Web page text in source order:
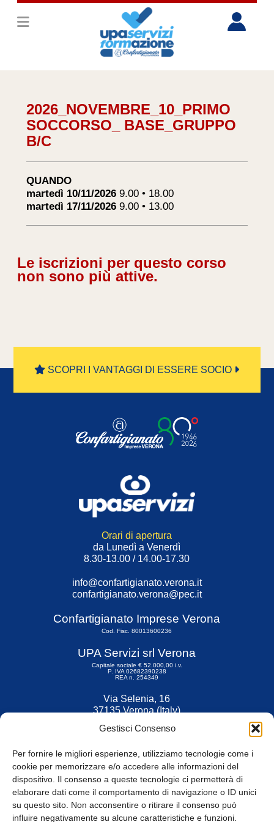
Gestisci Consenso
Per fornire le migliori esperienze, utilizziamo tecnologie come i
cookie per memorizzare e/o accedere alle informazioni del
dispositivo. Il consenso a queste tecnologie ci permetterà di
elaborare dati come il comportamento di navigazione o ID unici
su questo sito. Non acconsentire o ritirare il consenso può
influire negativamente su alcune caratteristiche e funzioni.
2026_NOVEMBRE_10_PRIMO
SOCCORSO_ BASE_GRUPPO
B/C
QUANDO
martedì 10/11/2026 9.00 • 18.00
martedì 17/11/2026 9.00 • 13.00
Le iscrizioni per questo corso
non sono più attive.
SCOPRI I VANTAGGI DI ESSERE SOCIO
Orari di apertura
da Lunedì a Venerdì
8.30-13.00 / 14.00-17.30
info@confartigianato.verona.it
confartigianato.verona@pec.it
Confartigianato Imprese Verona
Cod. Fisc. 80013600236
UPA Servizi srl Verona
Capitale sociale € 52.000,00 i.v.
P. IVA 02682390238
REA n. 254349
Via Selenia, 16
37135 Verona (Italy)
Fax 045 9211599
© Tutti i diritti riservati